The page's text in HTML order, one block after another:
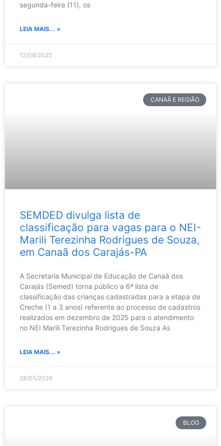
segunda-feira (11), os
LEIA MAIS... »
12/08/2025
CANAÃ E REGIÃO
SEMDED divulga lista de
classificação para vagas para o NEI-
Marili Terezinha Rodrigues de Souza,
em Canaã dos Carajás-PA
A Secretaria Municipal de Educação de Canaã dos
Carajás (Semed) torna público a 6ª lista de
classificação das crianças cadastradas para a etapa de
Creche (1 a 3 anos) referente ao processo de cadastros
realizados em dezembro de 2025 para o atendimento
no NEI Marili Terezinha Rodrigues de Souza As
LEIA MAIS... »
28/05/2026
BLOG